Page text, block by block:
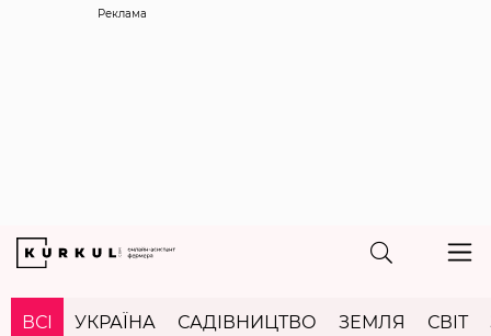
Реклама
ВСІ УКРАЇНА САДІВНИЦТВО ЗЕМЛЯ СВІТ